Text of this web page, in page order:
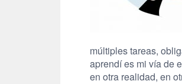
múltiples tareas,
aprendí es mi vía de
en otra realidad, en